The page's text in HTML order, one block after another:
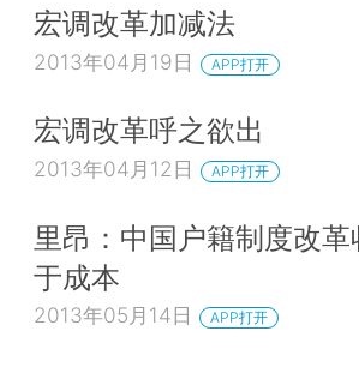
宏调改革加减法
2013年04月19日 APP打开
宏调改革呼之欲出
2013年04月12日 APP打开
里昂：中国户籍制度改革
于成本
2013年05月14日 APP打开